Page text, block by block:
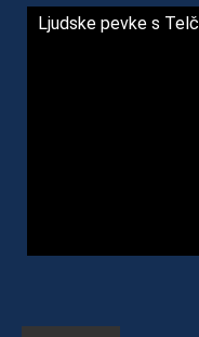
Ljudske pevke s Telč